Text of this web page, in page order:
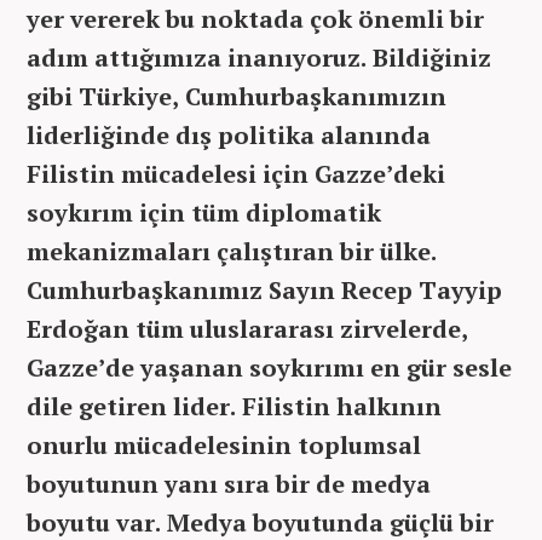
yer vererek bu noktada çok önemli bir
adım attığımıza inanıyoruz. Bildiğiniz
gibi Türkiye, Cumhurbaşkanımızın
liderliğinde dış politika alanında
Filistin mücadelesi için Gazze’deki
soykırım için tüm diplomatik
mekanizmaları çalıştıran bir ülke.
Cumhurbaşkanımız Sayın Recep Tayyip
Erdoğan tüm uluslararası zirvelerde,
Gazze’de yaşanan soykırımı en gür sesle
dile getiren lider. Filistin halkının
onurlu mücadelesinin toplumsal
boyutunun yanı sıra bir de medya
boyutu var. Medya boyutunda güçlü bir